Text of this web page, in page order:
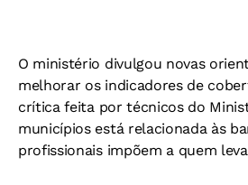
O ministério divulgou novas
melhorar os indicadores de
crítica feita por técnicos do
municípios está relacionada às
profissionais impõem a quem